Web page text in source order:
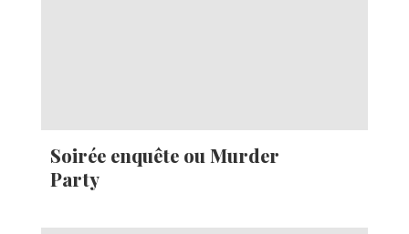
Soirée enquête ou Murder
Party